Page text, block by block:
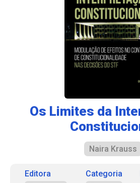
Os Limites da
Naira Krauss
Editora
Categoria